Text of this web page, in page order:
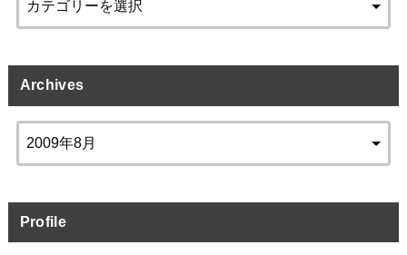
Archives
Profile